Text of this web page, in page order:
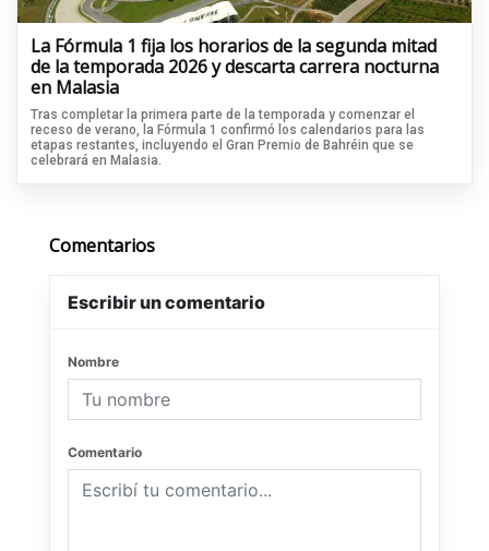
La Fórmula 1 fija los horarios de la segunda mitad
de la temporada 2026 y descarta carrera nocturna
en Malasia
Tras completar la primera parte de la temporada y comenzar el
receso de verano, la Fórmula 1 confirmó los calendarios para las
etapas restantes, incluyendo el Gran Premio de Bahréin que se
celebrará en Malasia.
Comentarios
Escribir un comentario
Nombre
Comentario